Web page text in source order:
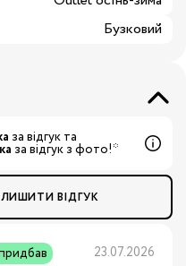
Бузковий
за відгук та
за відгук з фото!*
ВІДГУК
23.07.2026